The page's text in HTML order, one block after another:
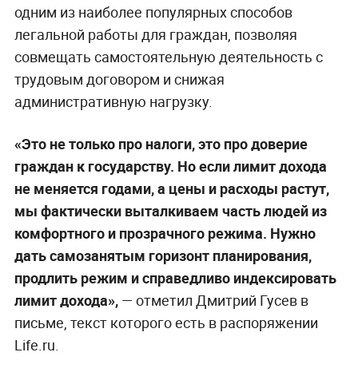
одним из наиболее популярных способов
легальной работы для граждан, позволяя
совмещать самостоятельную деятельность с
трудовым договором и снижая
административную нагрузку.
«Это не только про налоги, это про доверие
граждан к государству. Но если лимит дохода
не меняется годами, а цены и расходы растут,
мы фактически выталкиваем часть людей из
комфортного и прозрачного режима. Нужно
дать самозанятым горизонт планирования,
продлить режим и справедливо индексировать
лимит дохода»,— отметил Дмитрий Гусев в
письме, текст которого есть в распоряжении
Life.ru.